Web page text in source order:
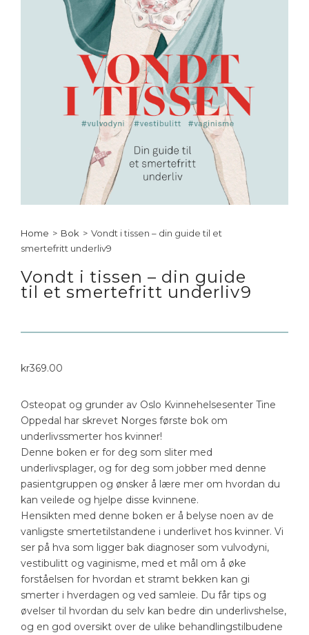
Home > Bok > Vondt i tissen – din guide til et
smertefritt underliv9
Vondt i tissen – din guide
til et smertefritt underliv9
kr369.00
Osteopat og grunder av Oslo Kvinnehelsesenter Tine
Oppedal har skrevet Norges første bok om
underlivssmerter hos kvinner!
Denne boken er for deg som sliter med
underlivsplager, og for deg som jobber med denne
pasientgruppen og ønsker å lære mer om hvordan du
kan veilede og hjelpe disse kvinnene.
Hensikten med denne boken er å belyse noen av de
vanligste smertetilstandene i underlivet hos kvinner. Vi
ser på hva som ligger bak diagnoser som vulvodyni,
vestibulitt og vaginisme, med et mål om å øke
forståelsen for hvordan et stramt bekken kan gi
smerter i hverdagen og ved samleie. Du får tips og
øvelser til hvordan du selv kan bedre din underlivshelse,
og en god oversikt over de ulike behandlingstilbudene